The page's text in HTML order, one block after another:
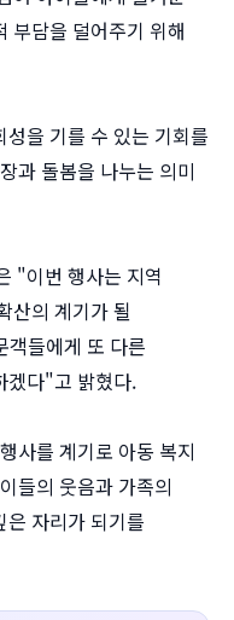
부담을 덜어주기 위해
을 기를 수 있는 기회를
과 돌봄을 나누는 의미
"이번 행사는 지역
산의 계기가 될
들에게 또 다른
겠다"고 밝혔다.
사를 계기로 아동 복지
들의 웃음과 가족의
자리가 되기를